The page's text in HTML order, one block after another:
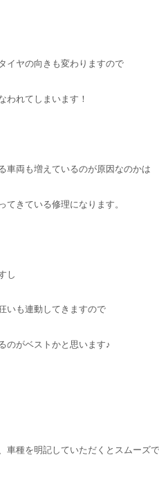
イヤの向きも変わりますので
われてしまいます！
車両も増えているのが原因なのかは
きている修理になります。
し
いも連動してきますので
のがベストかと思います♪
車種を明記していただくとスムーズ